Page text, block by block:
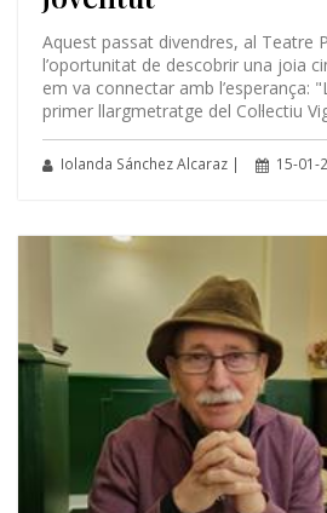
Aquest passat divendres, al Teatre
l’oportunitat de descobrir una joia
em va connectar amb l’esperança:
primer llargmetratge del Col·lectiu
Iolanda Sánchez Alcaraz | 15-01-